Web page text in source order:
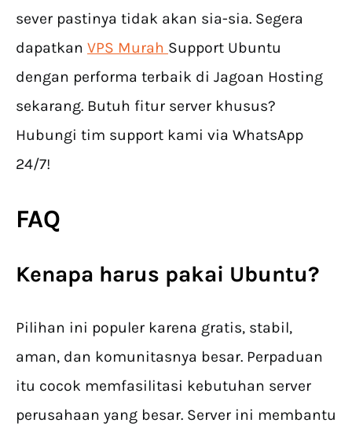
sever pastinya tidak akan sia-sia. Segera
dapatkan VPS Murah Support Ubuntu
dengan performa terbaik di Jagoan Hosting
sekarang. Butuh fitur server khusus?
Hubungi tim support kami via WhatsApp
24/7!
FAQ
Kenapa harus pakai Ubuntu?
Pilihan ini populer karena gratis, stabil,
aman, dan komunitasnya besar. Perpaduan
itu cocok memfasilitasi kebutuhan server
perusahaan yang besar. Server ini membantu